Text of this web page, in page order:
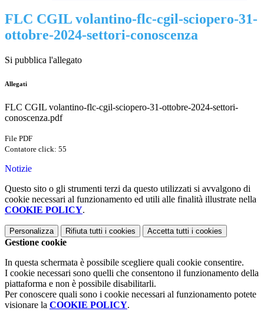
FLC CGIL volantino-flc-cgil-sciopero-31-
ottobre-2024-settori-conoscenza
Si pubblica l'allegato
Allegati
FLC CGIL volantino-flc-cgil-sciopero-31-ottobre-2024-settori-
conoscenza.pdf
File PDF
Contatore click: 55
Notizie
Questo sito o gli strumenti terzi da questo utilizzati si avvalgono di
cookie necessari al funzionamento ed utili alle finalità illustrate nella
COOKIE POLICY.
Personalizza Rifiuta tutti i cookies Accetta tutti i cookies
Gestione cookie
In questa schermata è possibile scegliere quali cookie consentire.
I cookie necessari sono quelli che consentono il funzionamento della
piattaforma e non è possibile disabilitarli.
Per conoscere quali sono i cookie necessari al funzionamento potete
visionare la COOKIE POLICY.